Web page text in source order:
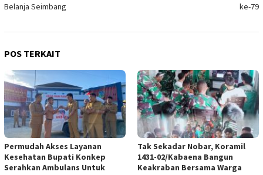
Belanja Seimbang
ke-79
POS TERKAIT
Permudah Akses Layanan
Kesehatan Bupati Konkep
Serahkan Ambulans Untuk
Tak Sekadar Nobar, Koramil
1431-02/Kabaena Bangun
Keakraban Bersama Warga